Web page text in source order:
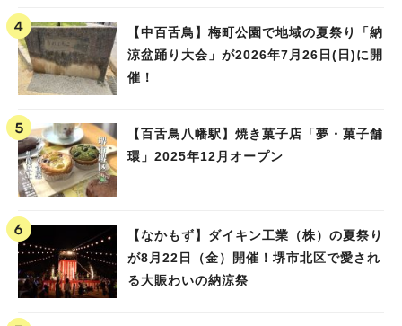
【中百舌鳥】梅町公園で地域の夏祭り「納
涼盆踊り大会」が2026年7月26日(日)に開
催！
【百舌鳥八幡駅】焼き菓子店「夢・菓子舗
環」2025年12月オープン
【なかもず】ダイキン工業（株）の夏祭り
が8月22日（金）開催！堺市北区で愛され
る大賑わいの納涼祭